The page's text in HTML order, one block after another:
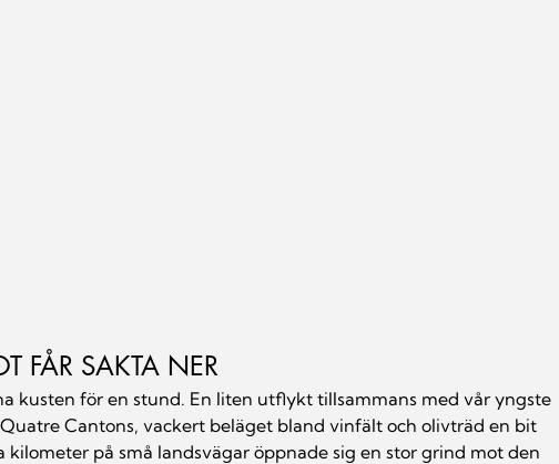
FÅR SAKTA NER
kusten för en stund. En liten utflykt tillsammans med vår yngste
Cantons, vackert beläget bland vinfält och olivträd en bit
kilometer på små landsvägar öppnade sig en stor grind mot den